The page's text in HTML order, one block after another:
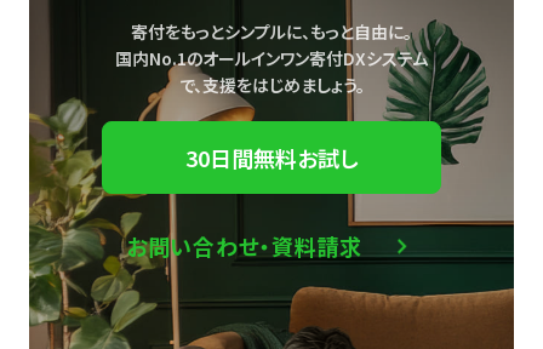
寄付をもっとシンプルに、もっと自由に。
国内No.1のオールインワン寄付DXシステム
で、支援をはじめましょう。
30日間無料お試し
お問い合わせ・資料請求